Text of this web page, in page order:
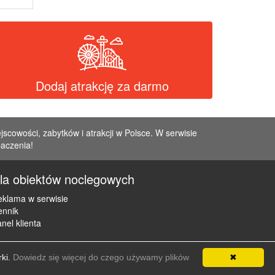
Dodaj atrakcję za darmo
zabytków i atrakcji w Polsce. W serwisie
obiektów noclegowych
w serwisie
klienta
✖
Dowiedz się więcej do czego używamy plików